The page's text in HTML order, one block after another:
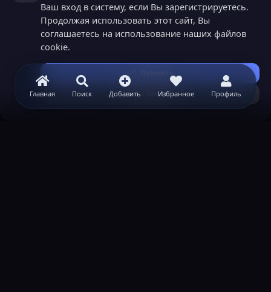
Главная Поиск Добавить Избранное Профиль
Ваш вход в систему, если Вы зарегистрируетесь.
Продолжая использовать этот сайт, Вы
соглашаетесь на использование наших файлов
cookie.
Принять
Узнать больше...